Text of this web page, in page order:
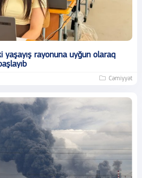
rayonuna uyğun olaraq
Cəmiyyət